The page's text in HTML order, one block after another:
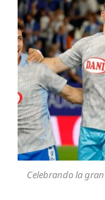
Celebrando la